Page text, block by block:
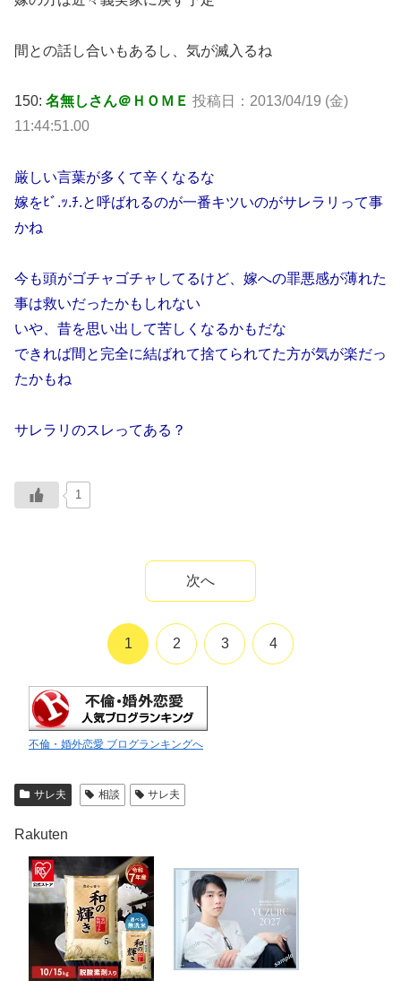
間との話し合いもあるし、気が滅入るね
150: 名無しさん＠ＨＯＭＥ 投稿日：2013/04/19 (金)
11:44:51.00
厳しい言葉が多くて辛くなるな
嫁をﾋﾞ.ｯ.ﾁ.と呼ばれるのが一番キツいのがサレラリって事
かね
今も頭がゴチャゴチャしてるけど、嫁への罪悪感が薄れた
事は救いだったかもしれない
いや、昔を思い出して苦しくなるかもだな
できれば間と完全に結ばれて捨てられてた方が気が楽だっ
たかもね
サレラリのスレってある？
1
次へ
1 2 3 4
不倫・婚外恋愛 ブログランキングへ
サレ夫 相談 サレ夫
Rakuten